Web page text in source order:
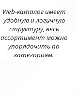
Web-каталог имеет
удобную и логичную
структуру, весь
ассортимент можно
упорядочить по
категориям.